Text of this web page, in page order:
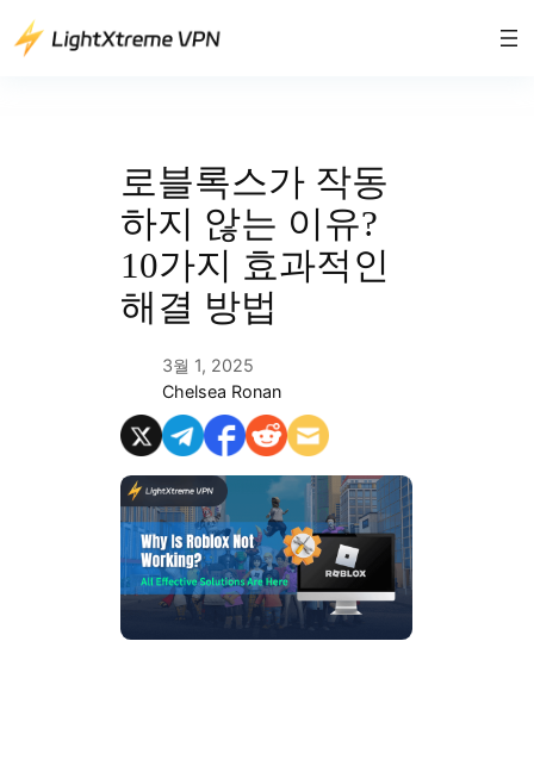
텐
로블록스가 작동
하지 않는 이유?
10가지 효과적인
해결 방법
3월 1, 2025
Chelsea Ronan